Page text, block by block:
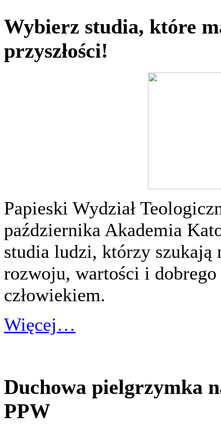
Wybierz studia, które
przyszłości!
Papieski Wydział
października Akademia
studia ludzi, którzy szukają
rozwoju, wartości i
człowiekiem.
Więcej…
Duchowa pielgrzymka
PPW